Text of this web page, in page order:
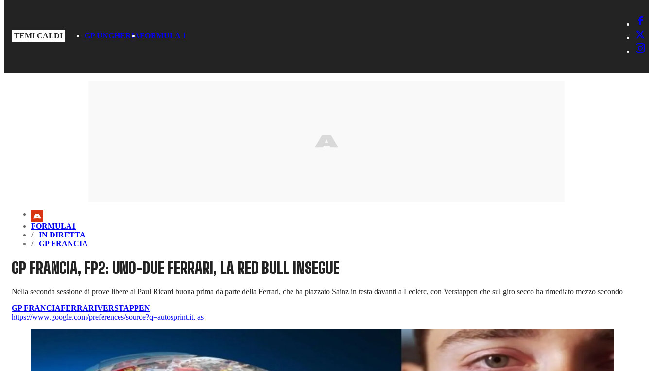
TEMI CALDI GP UNGHERIAFORMULA 1
FORMULA1
IN DIRETTA
GP FRANCIA
GP FRANCIA, FP2: UNO-DUE FERRARI, LA RED BULL INSEGUE
Nella seconda sessione di prove libere al Paul Ricard buona prima da parte della Ferrari, che ha piazzato Sainz in testa davanti a Leclerc, con Verstappen che sul giro secco ha rimediato mezzo secondo
GP FRANCIAFERRARIVERSTAPPEN
https://www.google.com/preferences/source?q=autosprint.it, as